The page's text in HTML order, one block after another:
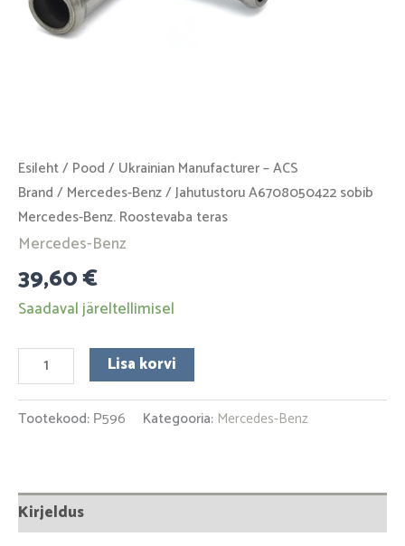
Esileht/ Pood / Ukrainian Manufacturer – ACS
Brand / Mercedes-Benz/ Jahutustoru A6708050422 sobib
Mercedes-Benz. Roostevaba teras
Mercedes-Benz
39,60€
Saadaval järeltellimisel
Lisa korvi
Tootekood: Р596 Kategooria: Mercedes-Benz
Kirjeldus